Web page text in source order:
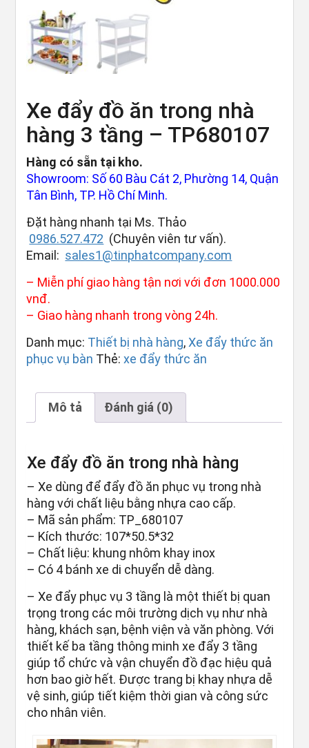
Xe đẩy đồ ăn trong nhà
hàng 3 tầng – TP680107
Hàng có sẵn tại kho.
Showroom: Số 60 Bàu Cát 2, Phường 14, Quận
Tân Bình, TP. Hồ Chí Minh.
Đặt hàng nhanh tại Ms. Thảo
0986.527.472 (Chuyên viên tư vấn).
Email: sales1@tinphatcompany.com
– Miễn phí giao hàng tận nơi với đơn 1000.000
vnđ.
– Giao hàng nhanh trong vòng 24h.
Danh mục: Thiết bị nhà hàng,Xe đẩy thức ăn
phục vụ bàn Thẻ:xe đẩy thức ăn
Mô tả Đánh giá (0)
Xe đẩy đồ ăn trong nhà hàng
– Xe dùng để đẩy đồ ăn phục vụ trong nhà
hàng với chất liệu bằng nhựa cao cấp.
– Mã sản phẩm: TP_680107
– Kích thước: 107*50.5*32
– Chất liệu: khung nhôm khay inox
– Có 4 bánh xe di chuyển dễ dàng.
– Xe đẩy phục vụ 3 tầng là một thiết bị quan
trọng trong các môi trường dịch vụ như nhà
hàng, khách sạn, bệnh viện và văn phòng. Với
thiết kế ba tầng thông minh xe đẩy 3 tầng
giúp tổ chức và vận chuyển đồ đạc hiệu quả
hơn bao giờ hết. Được trang bị khay nhựa dễ
vệ sinh, giúp tiết kiệm thời gian và công sức
cho nhân viên.